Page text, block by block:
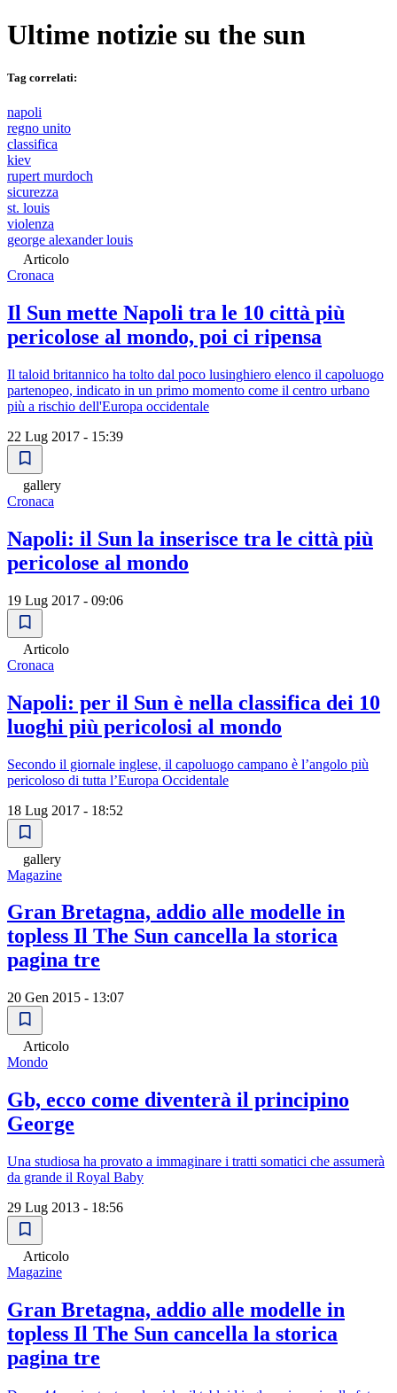
Ultime notizie su the sun
Tag correlati:
napoli
regno unito
classifica
kiev
rupert murdoch
sicurezza
st. louis
violenza
george alexander louis
Articolo
Cronaca
Il Sun mette Napoli tra le 10 città più
pericolose al mondo, poi ci ripensa
Il taloid britannico ha tolto dal poco lusinghiero elenco il capoluogo
partenopeo, indicato in un primo momento come il centro urbano
più a rischio dell'Europa occidentale
22 Lug 2017 - 15:39
gallery
Cronaca
Napoli: il Sun la inserisce tra le città più
pericolose al mondo
19 Lug 2017 - 09:06
Articolo
Cronaca
Napoli: per il Sun è nella classifica dei 10
luoghi più pericolosi al mondo
Secondo il giornale inglese, il capoluogo campano è l’angolo più
pericoloso di tutta l’Europa Occidentale
18 Lug 2017 - 18:52
gallery
Magazine
Gran Bretagna, addio alle modelle in
topless Il The Sun cancella la storica
pagina tre
20 Gen 2015 - 13:07
Articolo
Mondo
Gb, ecco come diventerà il principino
George
Una studiosa ha provato a immaginare i tratti somatici che assumerà
da grande il Royal Baby
29 Lug 2013 - 18:56
Articolo
Magazine
Gran Bretagna, addio alle modelle in
topless Il The Sun cancella la storica
pagina tre